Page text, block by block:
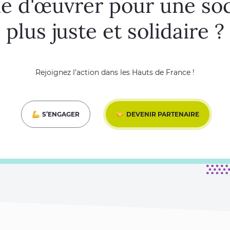
d'œuvrer pour une
plus juste et solidaire ?
Rejoignez l’action dans les Hauts de France !
S’ENGAGER DEVENIR PARTENAIRE